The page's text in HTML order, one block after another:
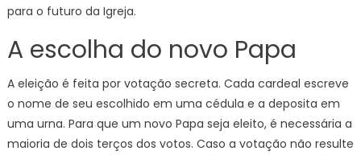
para o futuro da Igreja.
A escolha do novo Papa
A eleição é feita por votação secreta. Cada cardeal escreve
o nome de seu escolhido em uma cédula e a deposita em
uma urna. Para que um novo Papa seja eleito, é necessária a
maioria de dois terços dos votos. Caso a votação não resulte